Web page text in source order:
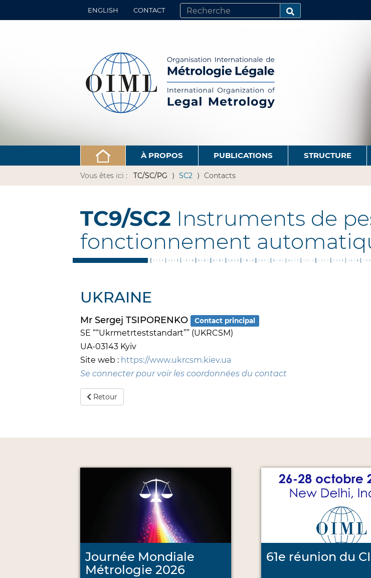
ENGLISH CONTACT
CHERCHER PAR
RECHERCHE AVANCÉE…
À PROPOS PUBLICATIONS STRUCTURE
Vous êtes ici : TC/SC/PG SC2 Contacts
TC9/SC2 Instruments de
fonctionnement
UKRAINE
Mr Sergej TSIPORENKO Contact principal
SE ““Ukrmetrteststandart”” (UKRCSM)
UA-03143 Kyiv
Site web : https://www.ukrcsm.kiev.ua
Se connecter pour voir les coordonnées du contact
Retour
Journée Mondiale
Métrologie 2026
61e réunion du